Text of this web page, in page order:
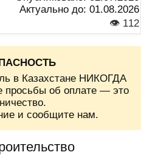
Актуально до: 01.08.2026
👁 112
в Казахстане НИКОГДА
просьбы об оплате — это
и сообщите нам.